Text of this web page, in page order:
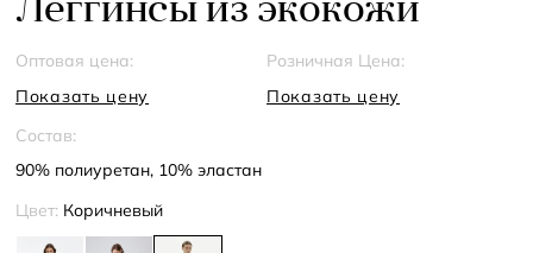
Леггинсы из экокожи
Оптовая цена:
Показать цену
Розничная Цена:
Показать цену
Состав:
90% полиуретан, 10% эластан
Цвет: Коричневый